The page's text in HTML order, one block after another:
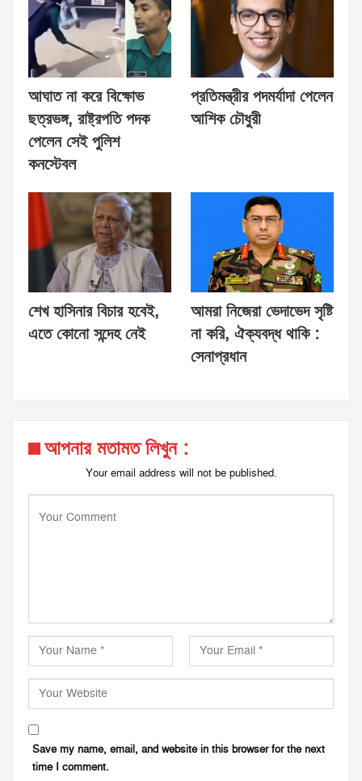
আঘাত না করে বিক্ষোভ
ছত্রভঙ্গ, রাষ্ট্রপতি পদক
পেলেন সেই পুলিশ
কনস্টেবল
প্রতিমন্ত্রীর পদমর্যাদা পেলেন
আশিক চৌধুরী
শেখ হাসিনার বিচার হবেই,
এতে কোনো সন্দেহ নেই
আমরা নিজেরা ভেদাভেদ সৃষ্টি
না করি, ঐক্যবদ্ধ থাকি :
সেনাপ্রধান
আপনার মতামত লিখুন :
Your email address will not be published.
Save my name, email, and website in this browser for the next
time I comment.